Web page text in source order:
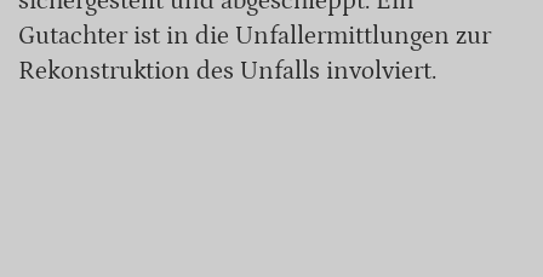
Gutachter ist in die Unfallermittlungen zur
Rekonstruktion des Unfalls involviert.